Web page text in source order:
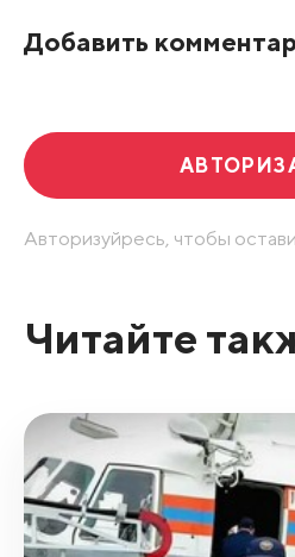
Добавить
Авторизуйресь, чтобы
Читайте